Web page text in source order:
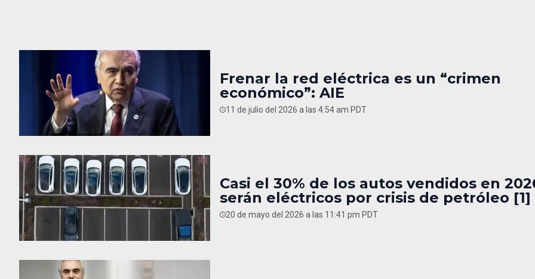
Frenar la red eléctrica es un “crimen
económico”: AIE
11 de julio del 2026 a las 4:54 am PDT
Casi el 30% de los autos vendidos en
serán eléctricos por crisis de petróleo [1]
20 de mayo del 2026 a las 11:41 pm PDT